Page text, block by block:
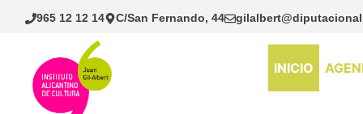
Saltar
965 12 12 14 C/San Fernando, 44
INICIO